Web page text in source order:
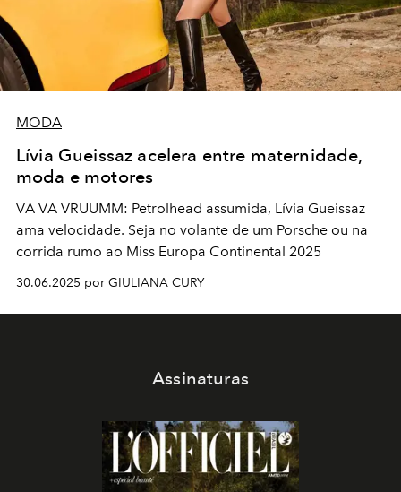
MODA
Lívia Gueissaz acelera entre maternidade,
moda e motores
VA VA VRUUMM: Petrolhead assumida, Lívia Gueissaz
ama velocidade. Seja no volante de um Porsche ou na
corrida rumo ao Miss Europa Continental 2025
30.06.2025 por GIULIANA CURY
Assinaturas